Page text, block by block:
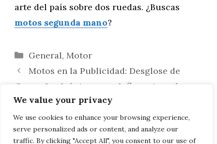
We value your privacy
We use cookies to enhance your browsing experience,
serve personalized ads or content, and analyze our
traffic. By clicking "Accept All", you consent to our use of
arte del país sobre dos ruedas. ¿Buscas
motos segunda mano?
Categorías
General, Motor
Motos en la Publicidad: Desglose de
Campañas Icónicas y su Influencia en la
Percepción del Producto
Personajes Llamados Akira: Un Análisis
en Cine y Televisión